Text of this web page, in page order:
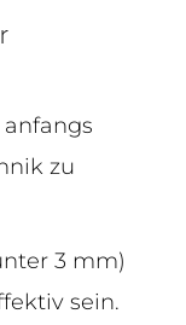
zu
3 mm)
sein.